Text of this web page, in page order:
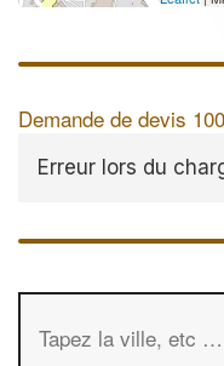
Demande de devis
Erreur lors du